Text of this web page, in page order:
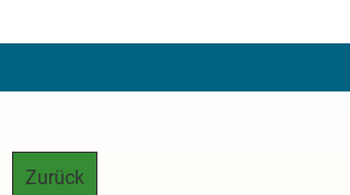
Zurück